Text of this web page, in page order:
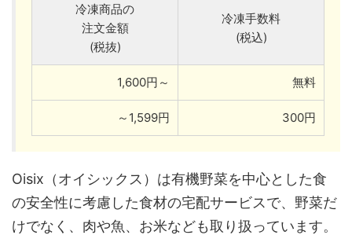
冷凍商品の
注文金額
(税抜)
冷凍手数料
(税込)
1,600円～ 無料
～1,599円 300円
Oisix（オイシックス）は有機野菜を中心とした食
の安全性に考慮した食材の宅配サービスで、野菜だ
けでなく、肉や魚、お米なども取り扱っています。